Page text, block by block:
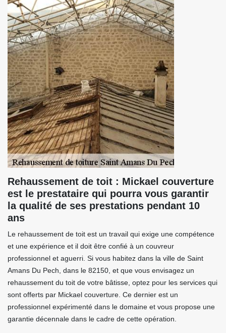
Rehaussement de toit : Mickael couverture
est le prestataire qui pourra vous garantir
la qualité de ses prestations pendant 10
ans
Le rehaussement de toit est un travail qui exige une compétence
et une expérience et il doit être confié à un couvreur
professionnel et aguerri. Si vous habitez dans la ville de Saint
Amans Du Pech, dans le 82150, et que vous envisagez un
rehaussement du toit de votre bâtisse, optez pour les services qui
sont offerts par Mickael couverture. Ce dernier est un
professionnel expérimenté dans le domaine et vous propose une
garantie décennale dans le cadre de cette opération.